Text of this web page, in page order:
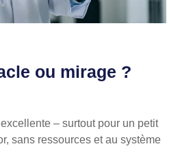
ou mirage ?
– surtout pour un petit
sans ressources et au système